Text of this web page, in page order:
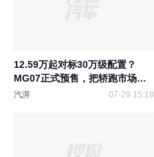
12.59万起对标30万级配置？
MG07正式预售，把轿跑市场底
裤都掀了
汽湃 07-29 15:18